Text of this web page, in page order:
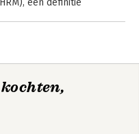
open organisatie’